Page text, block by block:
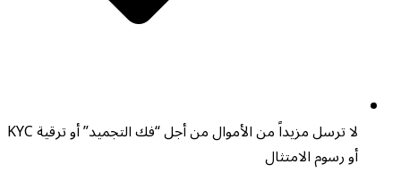
لا ترسل مزيداً من الأموال من أجل “فك التجميد” أو ترقية KYC
أو رسوم الامتثال